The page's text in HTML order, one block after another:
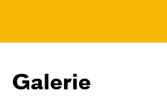
Choreografie: Barbara Fuchs
Relaxed Performance
Galerie